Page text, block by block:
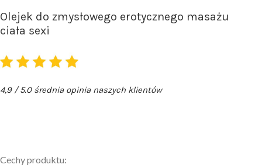
Olejek do zmysłowego erotycznego masażu
ciała sexi
4,9 / 5.0 średnia opinia naszych klientów
Cechy produktu: